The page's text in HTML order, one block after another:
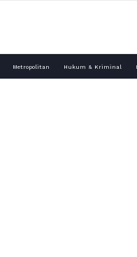
Metropolitan Hukum & Kriminal